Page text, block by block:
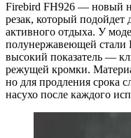
Firebird FH926 — новый
резак, который подойдет
активного отдыха. У
полунержавеющей стали
высокий показатель —
режущей кромки.
но для продления срока
насухо после каждого